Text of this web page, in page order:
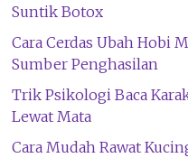
Suntik Botox
Cara Cerdas Ubah Hobi
Sumber Penghasilan
Trik Psikologi Baca
Lewat Mata
Cara Mudah Rawat